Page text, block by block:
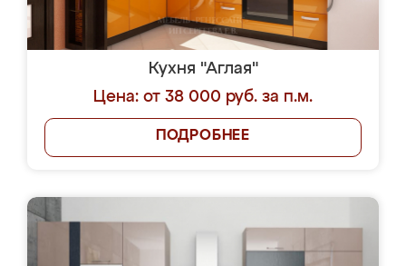
Кухня "Аглая"
Цена: от 38 000 руб. за п.м.
ПОДРОБНЕЕ